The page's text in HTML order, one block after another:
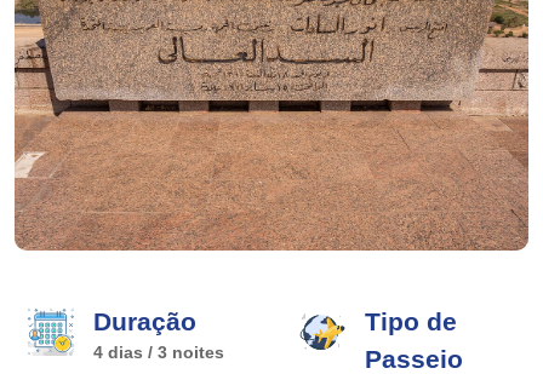
Duração
4 dias / 3 noites
Tipo de
Passeio